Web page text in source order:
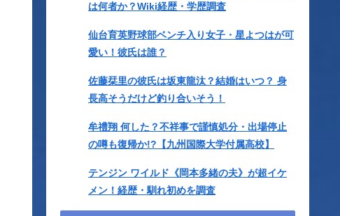
は何者か？Wiki経歴・学歴調査
仙台育英野球部ベンチ入り女子・星よつはが可
愛い！彼氏は誰？
佐藤栞里の彼氏は坂東龍汰？結婚はいつ？ 身
長高そうだけど釣り合いそう！
牟禮翔 何した？不祥事で謹慎処分・出場停止
の噂も復帰か!?【九州国際大学付属高校】
テンジン ワイルド《岡本多緒の夫》が超イケ
メン！経歴・馴れ初めを調査